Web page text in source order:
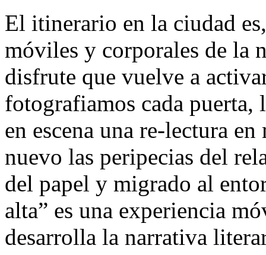
El itinerario en la ciudad
móviles y corporales de la
disfrute que vuelve a
fotografiamos cada puerta,
en escena una re-lectura
nuevo las peripecias del
del papel y migrado al
alta” es una experiencia
desarrolla la narrativa